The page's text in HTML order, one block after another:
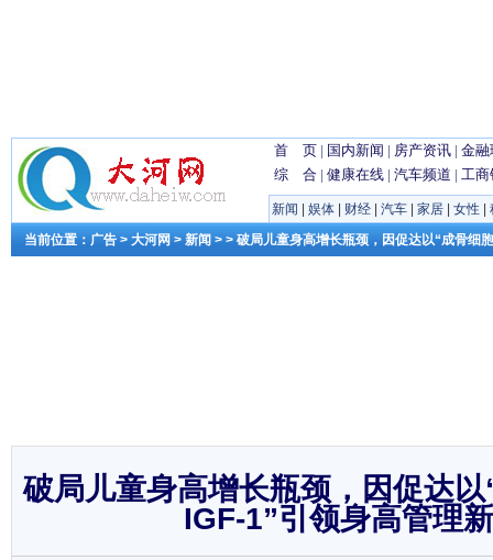
首 页 | 国内新闻 | 房产资讯 | 金融
综 合 | 健康在线 | 汽车频道 | 工商
新闻 娱体 财经 汽车 家居 女性
当前位置： 广告 > 大河网 > 新闻 > > 破局儿童身高增长瓶颈，因促达以“成骨细
破局儿童身高增长瓶颈，因促达
IGF-1”引领身高管理